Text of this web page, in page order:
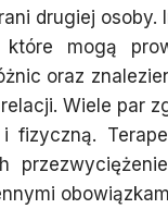
drugiej
które mogą
oraz
Wiele par
fizyczną.